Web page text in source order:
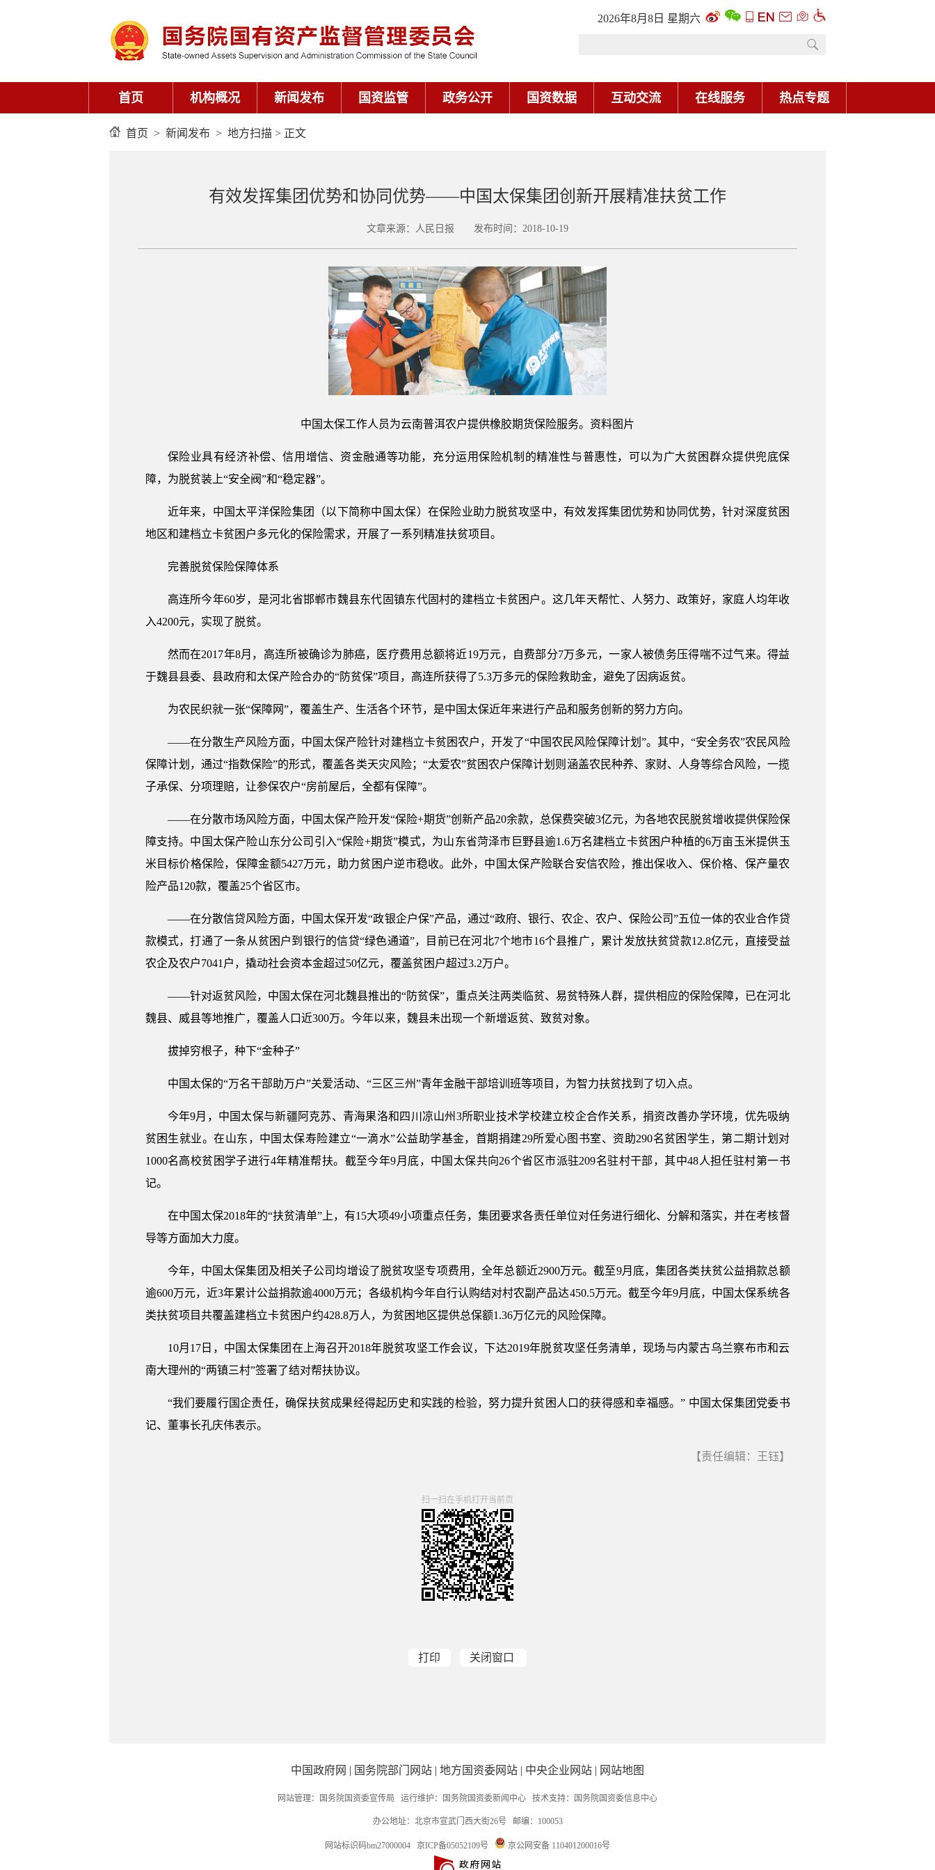
2026年8月8日 星期六
首页 机构概况 新闻发布 国资监管 政务公开 国资数据 互动交流 在线服务 热点专题
首页 > 新闻发布 > 地方扫描 > 正文
有效发挥集团优势和协同优势——中国太保集团创新开展精准扶贫工作
文章来源：人民日报 发布时间：2018-10-19
中国太保工作人员为云南普洱农户提供橡胶期货保险服务。资料图片
保险业具有经济补偿、信用增信、资金融通等功能，充分运用保险机制的精准性与普惠性，可以为广大贫困群众提供兜底保
障，为脱贫装上“安全阀”和“稳定器”。
近年来，中国太平洋保险集团（以下简称中国太保）在保险业助力脱贫攻坚中，有效发挥集团优势和协同优势，针对深度贫困
地区和建档立卡贫困户多元化的保险需求，开展了一系列精准扶贫项目。
完善脱贫保险保障体系
高连所今年60岁，是河北省邯郸市魏县东代固镇东代固村的建档立卡贫困户。这几年天帮忙、人努力、政策好，家庭人均年收
入4200元，实现了脱贫。
然而在2017年8月，高连所被确诊为肺癌，医疗费用总额将近19万元，自费部分7万多元，一家人被债务压得喘不过气来。得益
于魏县县委、县政府和太保产险合办的“防贫保”项目，高连所获得了5.3万多元的保险救助金，避免了因病返贫。
为农民织就一张“保障网”，覆盖生产、生活各个环节，是中国太保近年来进行产品和服务创新的努力方向。
——在分散生产风险方面，中国太保产险针对建档立卡贫困农户，开发了“中国农民风险保障计划”。其中，“安全务农”农民风险
保障计划，通过“指数保险”的形式，覆盖各类天灾风险；“太爱农”贫困农户保障计划则涵盖农民种养、家财、人身等综合风险，一揽
子承保、分项理赔，让参保农户“房前屋后，全都有保障”。
——在分散市场风险方面，中国太保产险开发“保险+期货”创新产品20余款，总保费突破3亿元，为各地农民脱贫增收提供保险保
障支持。中国太保产险山东分公司引入“保险+期货”模式，为山东省菏泽市巨野县逾1.6万名建档立卡贫困户种植的6万亩玉米提供玉
米目标价格保险，保障金额5427万元，助力贫困户逆市稳收。此外，中国太保产险联合安信农险，推出保收入、保价格、保产量农
险产品120款，覆盖25个省区市。
——在分散信贷风险方面，中国太保开发“政银企户保”产品，通过“政府、银行、农企、农户、保险公司”五位一体的农业合作贷
款模式，打通了一条从贫困户到银行的信贷“绿色通道”，目前已在河北7个地市16个县推广，累计发放扶贫贷款12.8亿元，直接受益
农企及农户7041户，撬动社会资本金超过50亿元，覆盖贫困户超过3.2万户。
——针对返贫风险，中国太保在河北魏县推出的“防贫保”，重点关注两类临贫、易贫特殊人群，提供相应的保险保障，已在河北
魏县、威县等地推广，覆盖人口近300万。今年以来，魏县未出现一个新增返贫、致贫对象。
拔掉穷根子，种下“金种子”
中国太保的“万名干部助万户”关爱活动、“三区三州”青年金融干部培训班等项目，为智力扶贫找到了切入点。
今年9月，中国太保与新疆阿克苏、青海果洛和四川凉山州3所职业技术学校建立校企合作关系，捐资改善办学环境，优先吸纳
贫困生就业。在山东，中国太保寿险建立“一滴水”公益助学基金，首期捐建29所爱心图书室、资助290名贫困学生，第二期计划对
1000名高校贫困学子进行4年精准帮扶。截至今年9月底，中国太保共向26个省区市派驻209名驻村干部，其中48人担任驻村第一书
记。
在中国太保2018年的“扶贫清单”上，有15大项49小项重点任务，集团要求各责任单位对任务进行细化、分解和落实，并在考核督
导等方面加大力度。
今年，中国太保集团及相关子公司均增设了脱贫攻坚专项费用，全年总额近2900万元。截至9月底，集团各类扶贫公益捐款总额
逾600万元，近3年累计公益捐款逾4000万元；各级机构今年自行认购结对村农副产品达450.5万元。截至今年9月底，中国太保系统各
类扶贫项目共覆盖建档立卡贫困户约428.8万人，为贫困地区提供总保额1.36万亿元的风险保障。
10月17日，中国太保集团在上海召开2018年脱贫攻坚工作会议，下达2019年脱贫攻坚任务清单，现场与内蒙古乌兰察布市和云
南大理州的“两镇三村”签署了结对帮扶协议。
“我们要履行国企责任，确保扶贫成果经得起历史和实践的检验，努力提升贫困人口的获得感和幸福感。” 中国太保集团党委书
记、董事长孔庆伟表示。
【责任编辑：王钰】
扫一扫在手机打开当前页
打印 关闭窗口